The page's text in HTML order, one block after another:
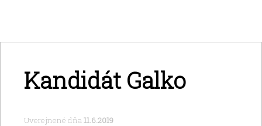
Kandidát Galko
Uverejnené dňa11.6.2019